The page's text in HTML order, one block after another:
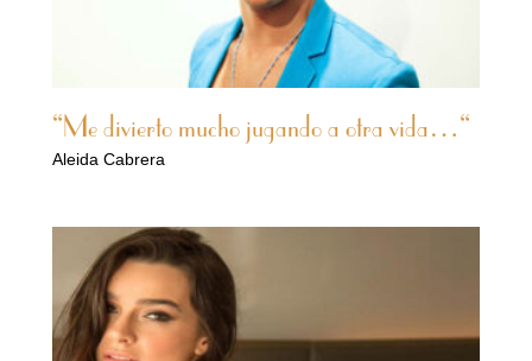
“Me divierto mucho jugando a otra vida…“
Aleida Cabrera